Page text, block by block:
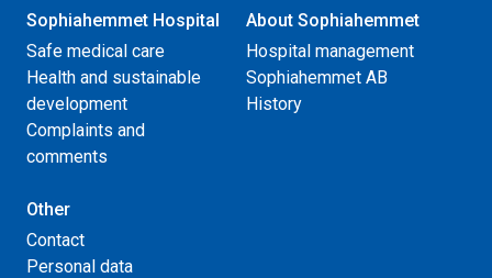
Sophiahemmet Hospital
Safe medical care
Health and sustainable
development
Complaints and
comments
About Sophiahemmet
Hospital management
Sophiahemmet AB
History
Other
Contact
Personal data